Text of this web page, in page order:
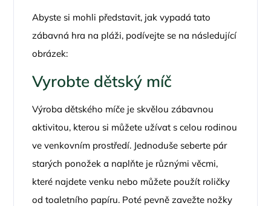
Abyste si mohli představit, jak vypadá tato
zábavná hra na pláži, podívejte se na následující
obrázek:
Vyrobte dětský míč
Výroba dětského míče je skvělou zábavnou
aktivitou, kterou si můžete užívat s celou rodinou
ve venkovním prostředí. Jednoduše seberte pár
starých ponožek a naplňte je různými věcmi,
které najdete venku nebo můžete použít roličky
od toaletního papíru. Poté pevně zavežte nožky